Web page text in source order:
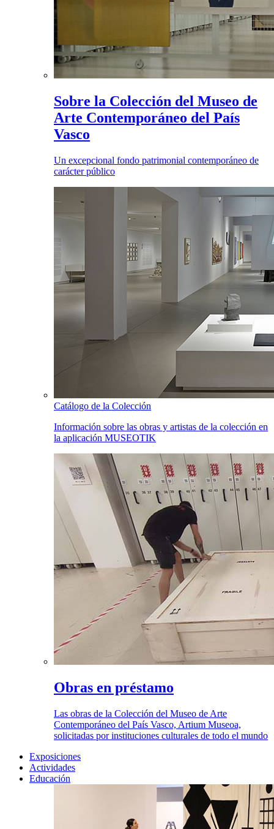
Sobre la Colección del Museo de
Arte Contemporáneo del País
Vasco
Un excepcional fondo patrimonial contemporáneo de
carácter público
Catálogo de la Colección
Información sobre las obras y artistas de la colección en
la aplicación MUSEOTIK
Obras en préstamo
Las obras de la Colección del Museo de Arte
Contemporáneo del País Vasco, Artium Museoa,
solicitadas por instituciones culturales de todo el mundo
Exposiciones
Actividades
Educación